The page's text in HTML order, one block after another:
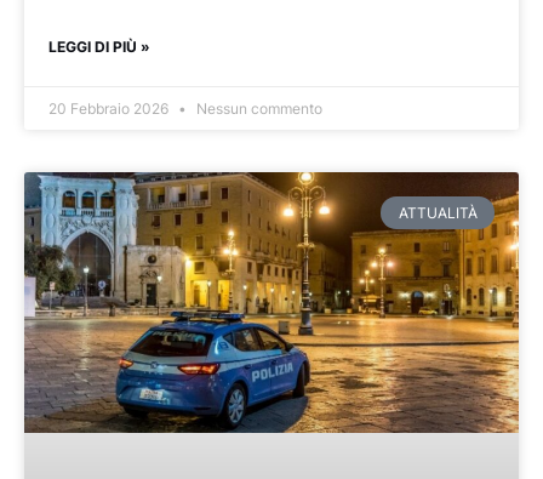
LEGGI DI PIÙ »
20 Febbraio 2026 Nessun commento
ATTUALITÀ